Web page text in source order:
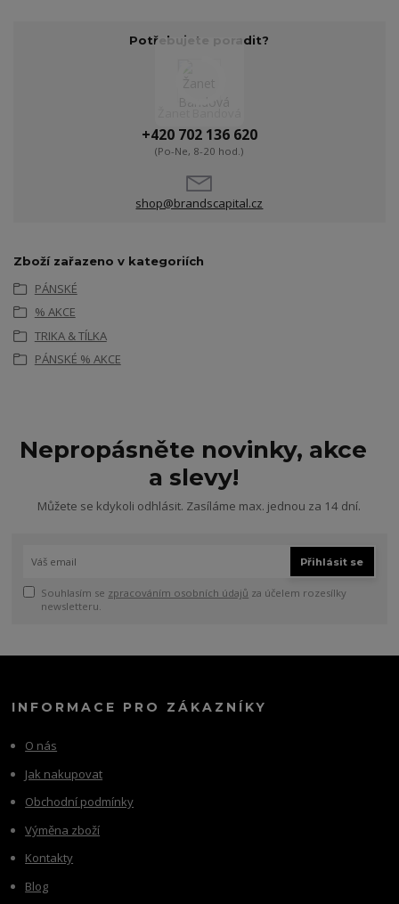
Potřebujete poradit?
+420 702 136 620
(Po-Ne, 8-20 hod.)
shop@brandscapital.cz
Zboží zařazeno v kategoriích
PÁNSKÉ
% AKCE
TRIKA & TÍLKA
PÁNSKÉ % AKCE
Nepropásněte novinky, akce
a slevy!
Můžete se kdykoli odhlásit. Zasíláme max. jednou za 14 dní.
Přihlásit se
Souhlasím se zpracováním osobních údajů za účelem rozesílky
newsletteru.
INFORMACE PRO ZÁKAZNÍKY
O nás
Jak nakupovat
Obchodní podmínky
Výměna zboží
Kontakty
Blog